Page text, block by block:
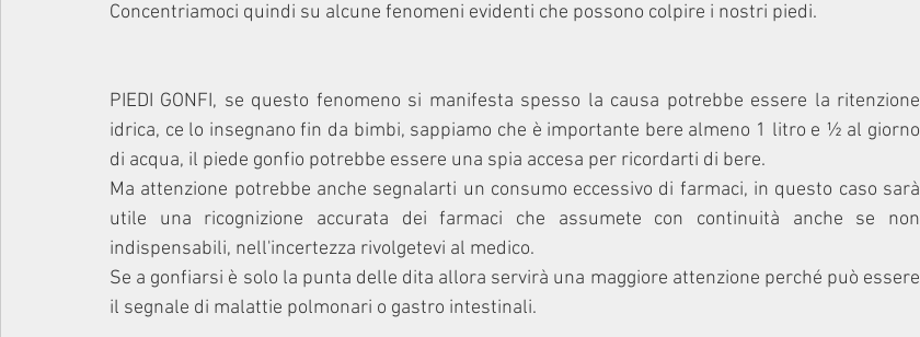
Concentriamoci quindi su alcune fenomeni evidenti che possono colpire i nostri piedi.
PIEDI GONFI, se questo fenomeno si manifesta spesso la causa potrebbe essere la ritenzione
idrica, ce lo insegnano fin da bimbi, sappiamo che è importante bere almeno 1 litro e ½ al giorno
di acqua, il piede gonfio potrebbe essere una spia accesa per ricordarti di bere.
Ma attenzione potrebbe anche segnalarti un consumo eccessivo di farmaci, in questo caso sarà
utile una ricognizione accurata dei farmaci che assumete con continuità anche se non
indispensabili, nell'incertezza rivolgetevi al medico.
Se a gonfiarsi è solo la punta delle dita allora servirà una maggiore attenzione perché può essere
il segnale di malattie polmonari o gastro intestinali.